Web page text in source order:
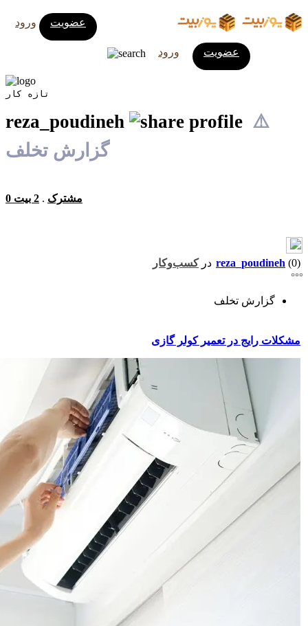
ورود عضویت
ورود عضویت
تازه کار
reza_poudineh
⚠️
گزارش تخلف
0 مشترک . 2 بیت
reza_poudineh (0) درکسب‌وکار
گزارش تخلف
مشکلات رایج در تعمیر کولر گازی